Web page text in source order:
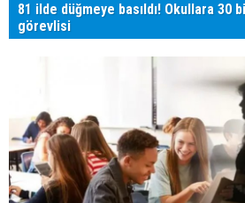
81 ilde düğmeye basıldı! Okullara 30
görevlisi